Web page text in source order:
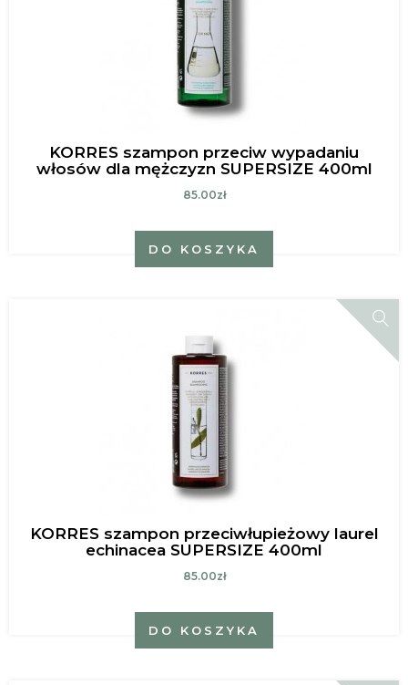
KORRES szampon przeciw wypadaniu
włosów dla mężczyzn SUPERSIZE 400ml
85.00zł
DO KOSZYKA
KORRES szampon przeciwłupieżowy laurel
echinacea SUPERSIZE 400ml
85.00zł
DO KOSZYKA